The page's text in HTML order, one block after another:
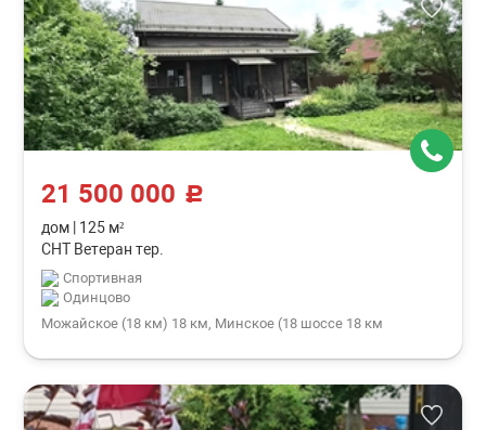
21 500 000 c
дом
125 м²
СНТ Ветеран тер.
Спортивная
Одинцово
Можайское (18 км) 18 км, Минское (18 шоссе 18 км